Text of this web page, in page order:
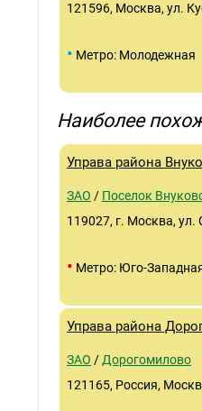
121596, Москва, ул.
• Метро: Молодежная
Наиболее
Управа района
ЗАО / Поселок
119027, г. Москва, ул.
• Метро: Юго-
Управа района
ЗАО / Дорогомилово
121165, Россия,